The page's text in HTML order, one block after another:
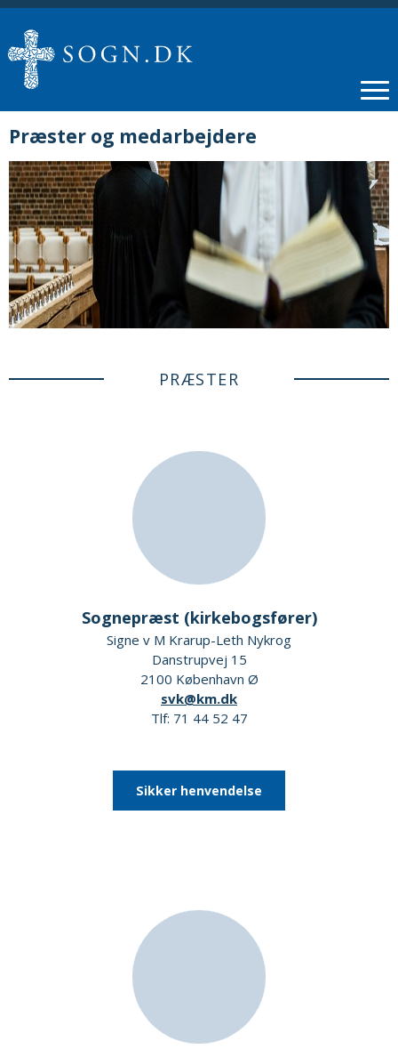
Præster og medarbejdere
PRÆSTER
Sognepræst (kirkebogsfører)
Signe v M Krarup-Leth Nykrog
Danstrupvej 15
2100 København Ø
svk@km.dk
Tlf: 71 44 52 47
Sikker henvendelse